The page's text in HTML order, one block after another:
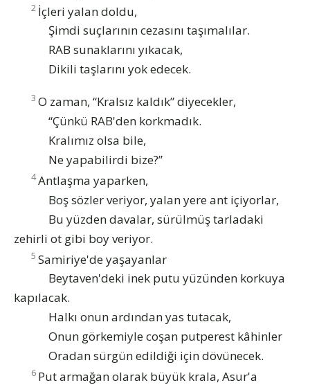
2 İçleri yalan doldu,
Şimdi suçlarının cezasını taşımalılar.
RAB sunaklarını yıkacak,
Dikili taşlarını yok edecek.
3 O zaman, “Kralsız kaldık” diyecekler,
“Çünkü RAB'den korkmadık.
Kralımız olsa bile,
Ne yapabilirdi bize?”
4Antlaşma yaparken,
Boş sözler veriyor, yalan yere ant içiyorlar,
Bu yüzden davalar, sürülmüş tarladaki
zehirli ot gibi boy veriyor.
5 Samiriye'de yaşayanlar
Beytaven'deki inek putu yüzünden korkuya
kapılacak.
Halkı onun ardından yas tutacak,
Onun görkemiyle coşan putperest kâhinler
Oradan sürgün edildiği için dövünecek.
6 Put armağan olarak büyük krala, Asur'a